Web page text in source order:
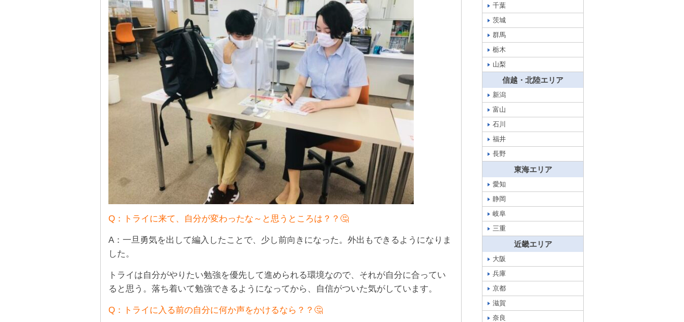
Q：トライに来て、自分が変わったな～と思うところは？？🤔
A：一旦勇気を出して編入したことで、少し前向きになった。外出もできるようになりま
した。
トライは自分がやりたい勉強を優先して進められる環境なので、それが自分に合ってい
ると思う。落ち着いて勉強できるようになってから、自信がついた気がしています。
Q：トライに入る前の自分に何か声をかけるなら？？🤔
千葉
茨城
群馬
栃木
山梨
信越・北陸エリア
新潟
富山
石川
福井
長野
東海エリア
愛知
静岡
岐阜
三重
近畿エリア
大阪
兵庫
京都
滋賀
奈良